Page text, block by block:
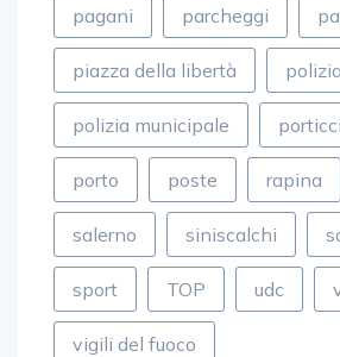
pagani parcheggi
piazza della libertà polizia
polizia municipale
porto poste rapina
salerno siniscalchi
sport TOP udc
vigili del fuoco